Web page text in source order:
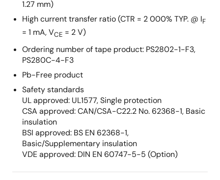
1.27 mm)
High current transfer ratio (CTR = 2 000% TYP. @ IF
= 1 mA, VCE = 2 V)
Ordering number of tape product: PS2802-1-F3,
PS280C-4-F3
Pb-Free product
Safety standards
UL approved: UL1577, Single protection
CSA approved: CAN/CSA-C22.2 No. 62368-1, Basic
insulation
BSI approved: BS EN 62368-1,
Basic/Supplementary insulation
VDE approved: DIN EN 60747-5-5 (Option)